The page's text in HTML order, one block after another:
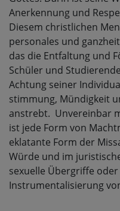
Anerkennung und
Diesem christlichen
personales und
das die Entfaltung und
Schü­ler und
Achtung seiner
stimmung, Mündigkeit
anstrebt. Unvereinbar
ist jede Form von
eklatante Form der
Würde und im
sexuelle Übergriffe
Instrumentalisierung